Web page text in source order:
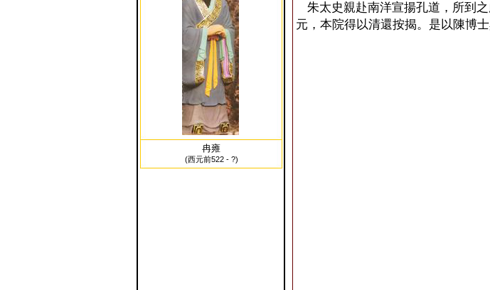
冉雍
(西元前522 - ?)
朱太史親赴南洋宣揚孔道，所到
元，本院得以清還按揭。是以陳博